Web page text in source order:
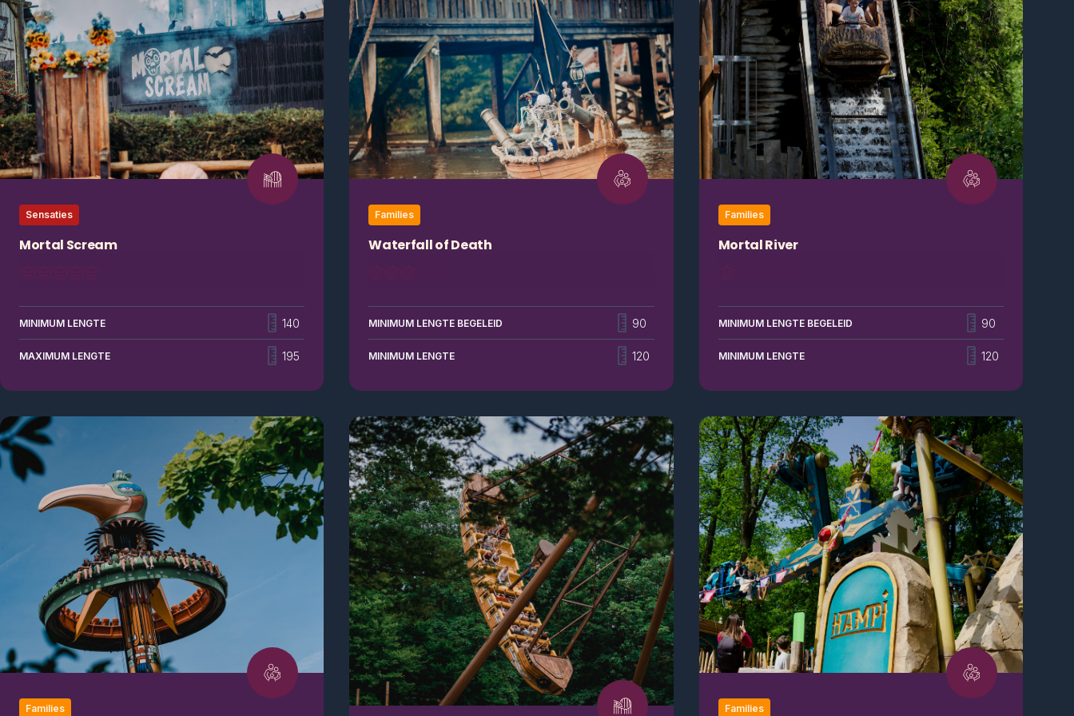
Sensaties
Mortal Scream
MINIMUM LENGTE 140
MAXIMUM LENGTE 195
Families
Waterfall of Death
MINIMUM LENGTE BEGELEID 90
MINIMUM LENGTE 120
Families
Mortal River
rivier tussen de wereld van de levenden en de
onderwereld?
MINIMUM LENGTE BEGELEID 90
MINIMUM LENGTE 120
Families Families